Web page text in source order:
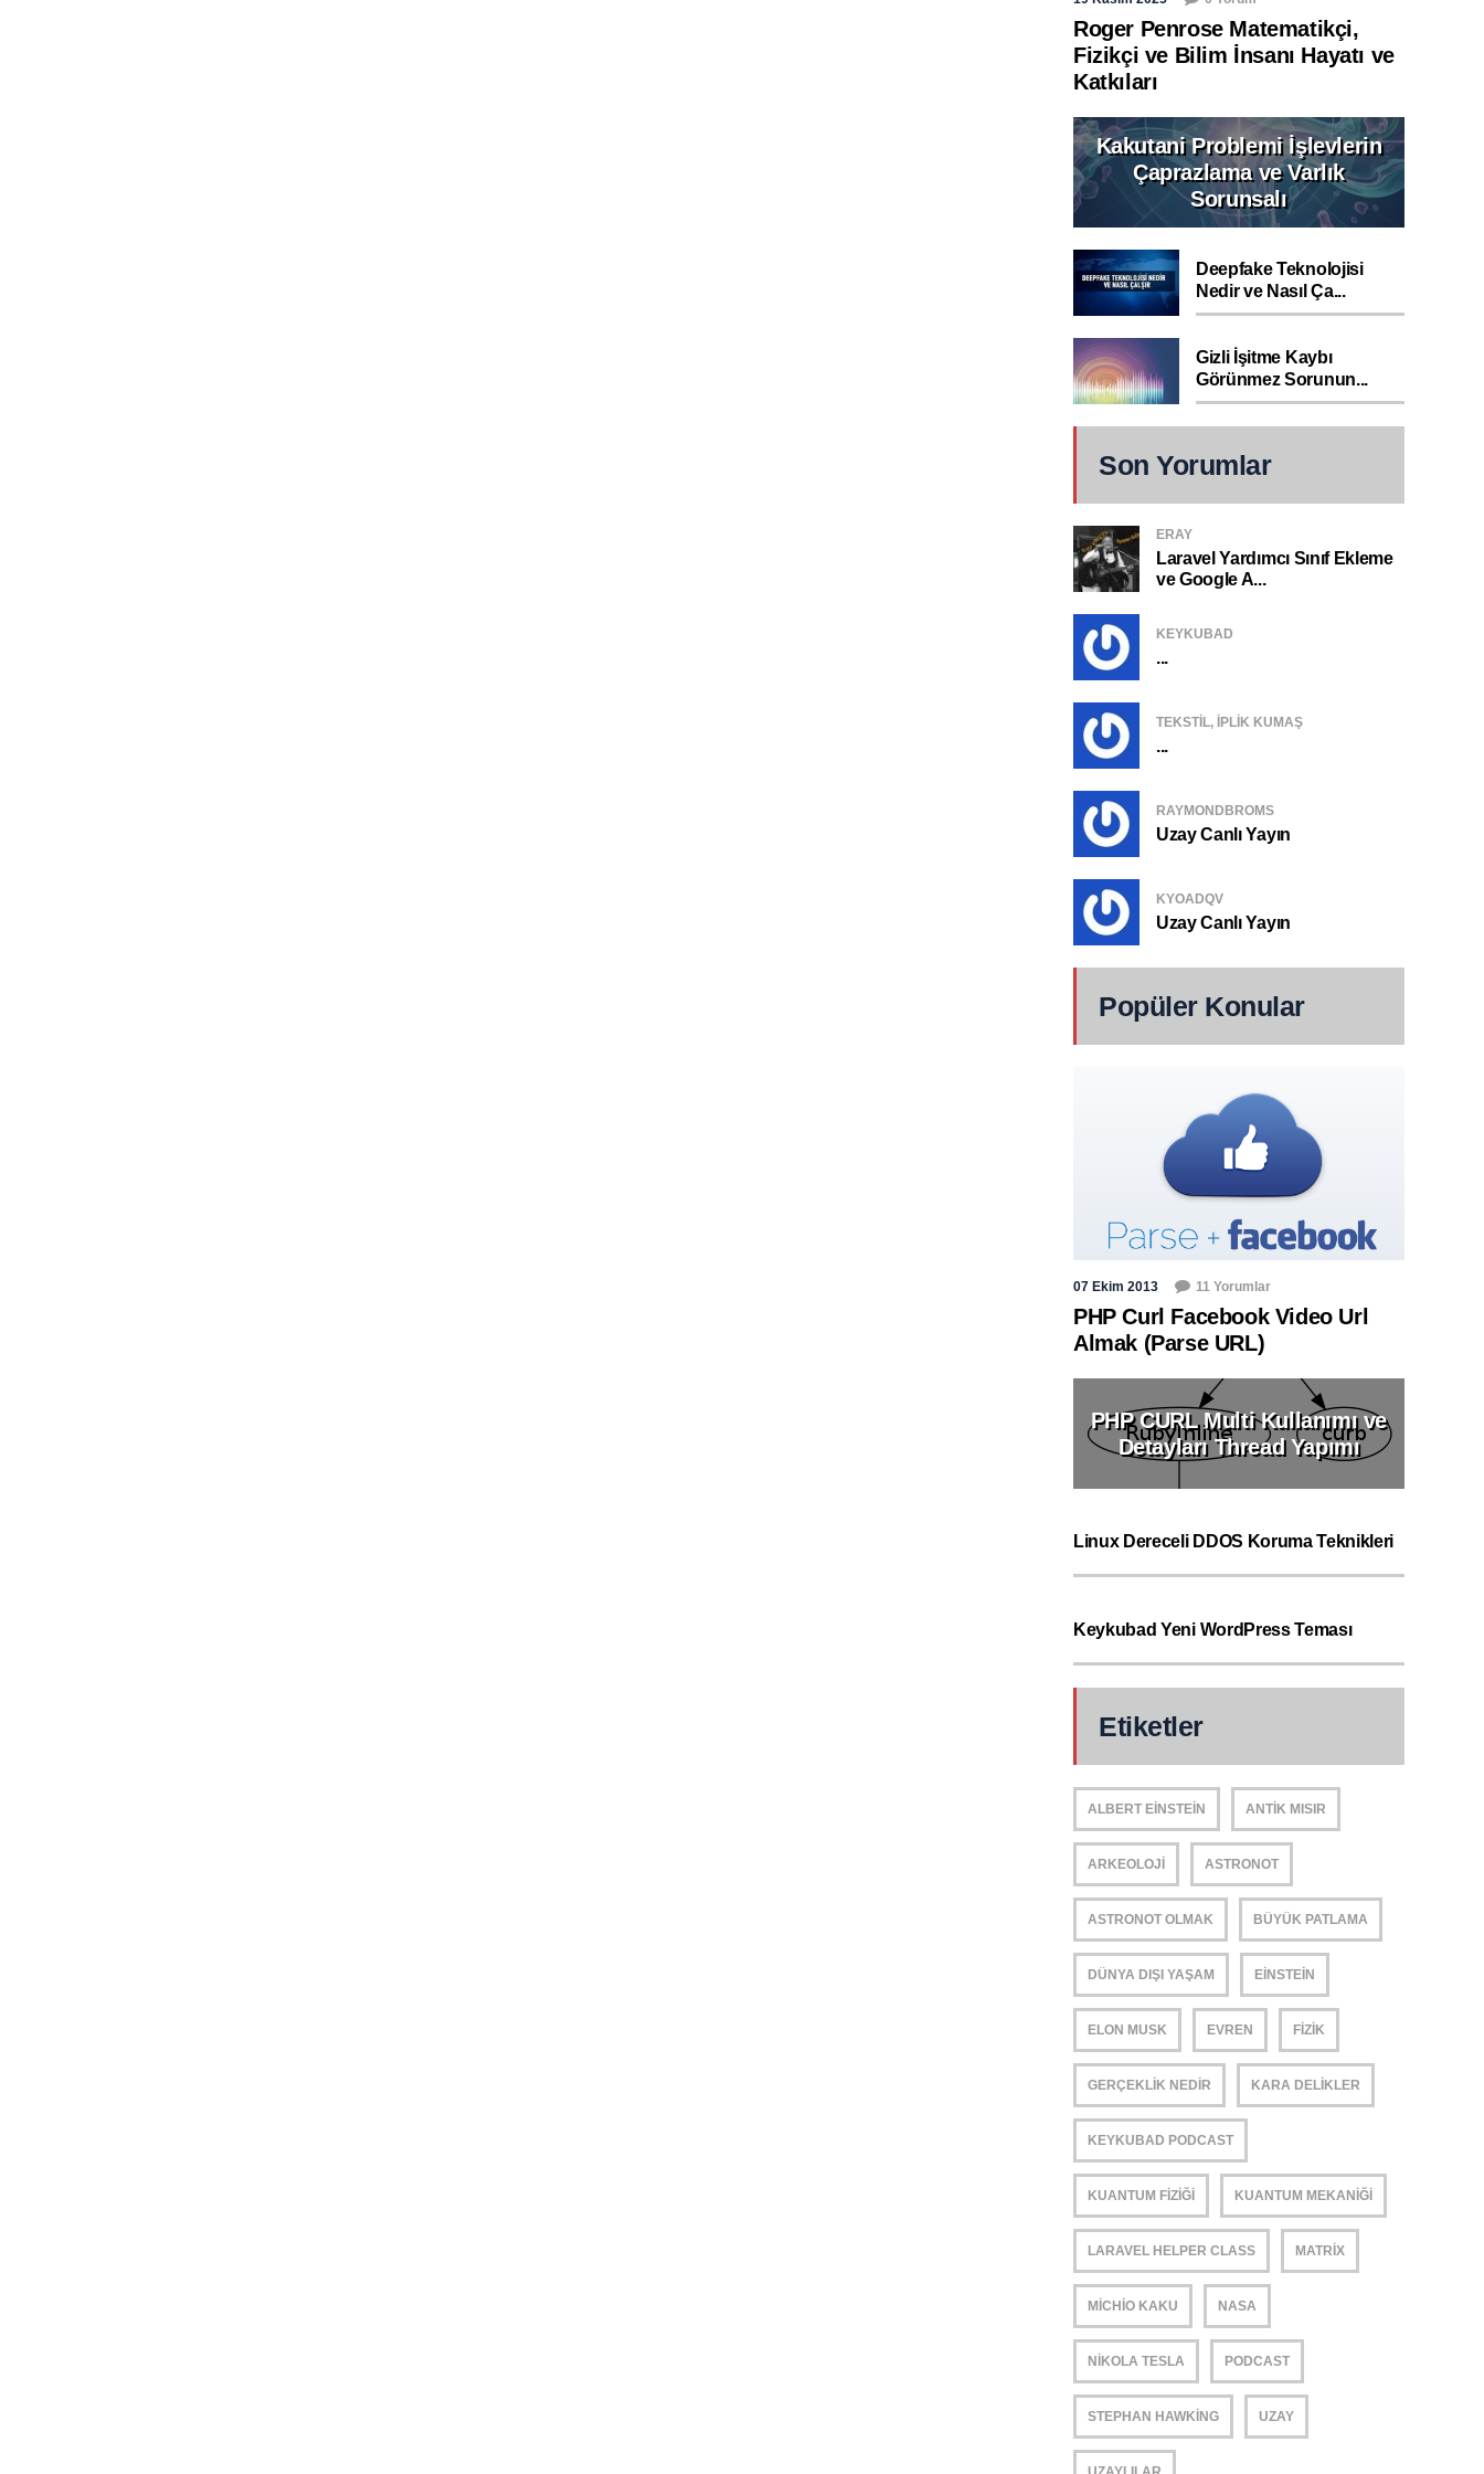
Roger Penrose Matematikçi,
Fizikçi ve Bilim İnsanı Hayatı ve
Katkıları
Kakutani Problemi İşlevlerin
Çaprazlama ve Varlık
Sorunsalı
Deepfake Teknolojisi
Nedir ve Nasıl Ça...
Gizli İşitme Kaybı
Görünmez Sorunun...
Son Yorumlar
ERAY
Laravel Yardımcı Sınıf Ekleme
ve Google A...
KEYKUBAD
...
TEKSTIL, IPLIK KUMAŞ
...
RAYMONDBROMS
Uzay Canlı Yayın
KYOADQV
Uzay Canlı Yayın
Popüler Konular
07 Ekim 2013 11 Yorumlar
PHP Curl Facebook Video Url
Almak (Parse URL)
PHP CURL Multi Kullanımı ve
Detayları Thread Yapımı
Linux Dereceli DDOS Koruma Teknikleri
Keykubad Yeni WordPress Teması
Etiketler
ALBERT EINSTEIN ANTIK MISIR
ARKEOLOJI ASTRONOT
ASTRONOT OLMAK BÜYÜK PATLAMA
DÜNYA DIŞI YAŞAM EINSTEIN
ELON MUSK EVREN FIZIK
GERÇEKLIK NEDIR KARA DELIKLER
KEYKUBAD PODCAST
KUANTUM FIZIĞI KUANTUM MEKANIĞI
LARAVEL HELPER CLASS MATRIX
MICHIO KAKU NASA
NIKOLA TESLA PODCAST
STEPHAN HAWKING UZAY